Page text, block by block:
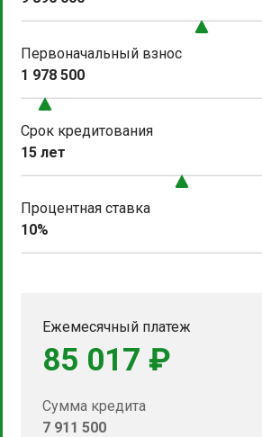
Первоначальный взнос
1 978 500
Срок кредитования
15 лет
Процентная ставка
10%
Ежемесячный платеж
85 017 ₽
Сумма кредита
7 911 500